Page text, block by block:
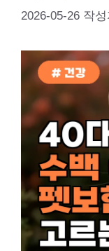
2026-05-26 작